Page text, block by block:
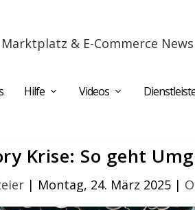
Marktplatz & E-Commerce
Hilfe Videos
Krise: So geht
| Montag, 24. März 2025 |